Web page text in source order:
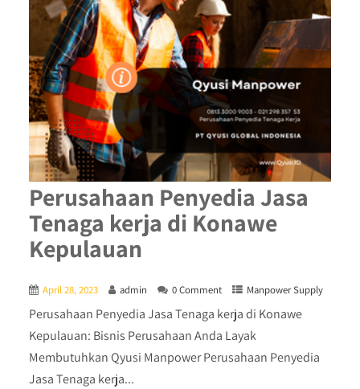
Perusahaan Penyedia Jasa
Tenaga kerja di Konawe
Kepulauan
April 28, 2023 admin 0 Comment Manpower Supply
Perusahaan Penyedia Jasa Tenaga kerja di Konawe
Kepulauan: Bisnis Perusahaan Anda Layak
Membutuhkan Qyusi Manpower Perusahaan Penyedia
Jasa Tenaga kerja...